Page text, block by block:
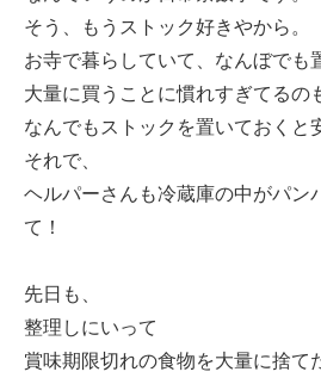
そう、もうストック好きやから。
お寺で暮らしていて、なんぼでも
大量に買うことに慣れすぎてるの
なんでもストックを置いておくと
それで、
ヘルパーさんも冷蔵庫の中がパン
て！
先日も、
整理しにいって
賞味期限切れの食物を大量に捨て